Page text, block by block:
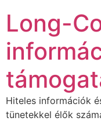
tartalomhoz
Long-
Hiteles információk
tünetekkel élők